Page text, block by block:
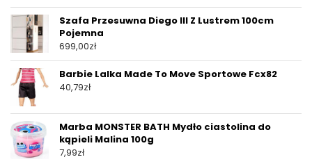
Szafa Przesuwna Diego III Z Lustrem 100cm
Pojemna
699,00zł
Barbie Lalka Made To Move Sportowe Fcx82
40,79zł
Marba MONSTER BATH Mydło ciastolina do
kąpieli Malina 100g
7,99zł